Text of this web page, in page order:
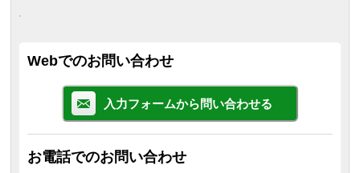
Webでのお問い合わせ
入力フォームから問い合わせる
お電話でのお問い合わせ